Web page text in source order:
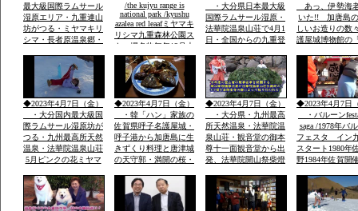
最大級国際ラムサール
湿原エリア・九重連山
坊がつる・ミヤマキリ
シマ・長者原温泉郷・
公園スキー場・毎年12
月末の「天空の大花火
大会」２０００ｍ級の
冬の山々空に花火・・
/the kujyu range is
national park /kyushu
azalea red leaafミヤマキ
リシマ九重森林公園ス
キー場名物毎年12月大
花火
・大分県日本最大級
国際ラムサール湿原・
法華院温泉山荘で4月1
日・全国からの九重登
開山祭と夜は九重町白
鳥神社の夜神楽の舞が
奉納当日夜「日本100
名山」を達制したスズ
キさんが拍手でした
あっ、伊勢海
いた!! 加唐島
しいお造りの数
護屋城博物館の
目、唐津城
◆2023年4月7日（金）
・大分国内最大級国
際ラムサール湿原坊が
つる・九州最高所天然
温泉・法華院温泉山荘
5月ピンクの花ミヤマ
山赤ピンク色に染ま
る・九重森林公園スキ
ー場ママと遊べる子供
◆2023年4月7日（金）
・韓「ハン」家族の
佐賀県呼子名護屋城・
呼子港から加唐島に生
きずくり料理と唐津城
の天守郭・満開の桜・
お刺身は・伊勢エビ・
ヒラメ・鯛・アワビ・
海老・身が動いた刺
◆2023年4月7日（金）
・大分県・九州最高
所天然温泉・法華院温
泉山荘・観音堂の御本
尊十一面観音堂から出
発、法華院開山祭柴燈
ました全国からの登山
者の無事安寧を祈願す
る天気よく多数参加さ
◆2023年4月7日
・バルーン
saga /1978年バ
フェスタ イン
スタート1980年
野1984年佐賀開
1984年世界大